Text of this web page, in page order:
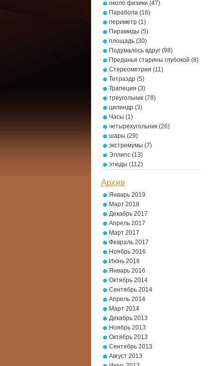
около физики (47)
Парабола (16)
периметр (1)
Пирамиды (5)
площадь (30)
Подумалось вдруг (98)
Преданья старины глубокой (8)
Стереометрия (11)
Тетраэдр (5)
Трапеция (3)
треугольник (78)
цилиндр (3)
Часы (1)
четырехугольник (26)
шары (29)
экстремумы (7)
Эллипс (13)
этюды (112)
Архив
Январь 2019
Март 2018
Декабрь 2017
Апрель 2017
Март 2017
Февраль 2017
Ноябрь 2016
Июнь 2016
Январь 2016
Октябрь 2014
Сентябрь 2014
Апрель 2014
Март 2014
Декабрь 2013
Ноябрь 2013
Октябрь 2013
Сентябрь 2013
Август 2013